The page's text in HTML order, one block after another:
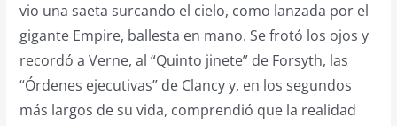
vio una saeta surcando el cielo, como lanzada por el
gigante Empire, ballesta en mano. Se frotó los ojos y
recordó a Verne, al “Quinto jinete” de Forsyth, las
“Órdenes ejecutivas” de Clancy y, en los segundos
más largos de su vida, comprendió que la realidad